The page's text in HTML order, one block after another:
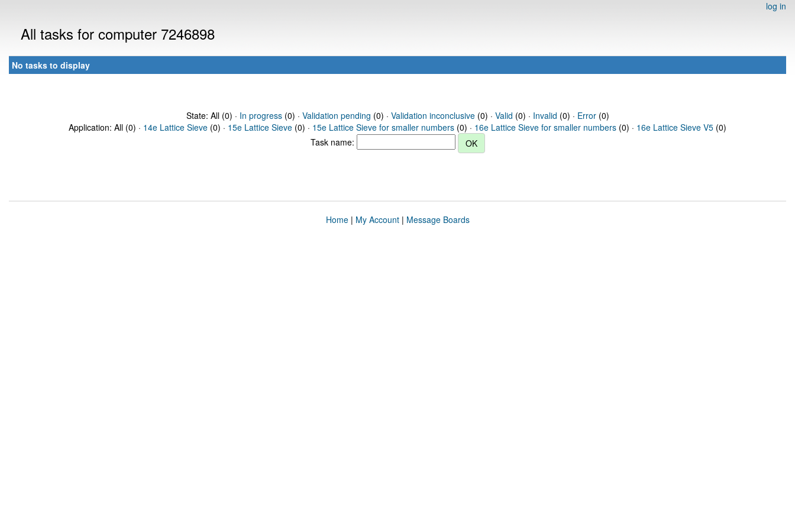
log in
All tasks for computer 7246898
No tasks to display
State: All (0) · In progress(0) · Validation pending (0) · Validation inconclusive(0) · Valid (0) · Invalid (0) · Error(0)
Application: All (0) · 14e Lattice Sieve (0) · 15e Lattice Sieve (0) · 15e Lattice Sieve for smaller numbers (0) · 16e Lattice Sieve for smaller numbers (0) · 16e Lattice Sieve V5 (0)
Task name:
Home| My Account| Message Boards